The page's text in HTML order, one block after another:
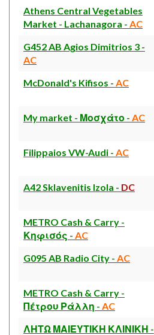
Athens Central Vegetables
Market - Lachanagora - AC
G452 AB Agios Dimitrios 3 -
AC
McDonald's Kifisos - AC
My market - Μοσχάτο - AC
Filippaios VW-Audi - AC
A42 Sklavenitis Izola - DC
METRO Cash & Carry -
Κηφισός - AC
G095 AB Radio City - AC
METRO Cash & Carry -
Πέτρου Ράλλη - AC
ΛΗΤΩ ΜΑΙΕΥΤΙΚΗ ΚΛΙΝΙΚΗ -